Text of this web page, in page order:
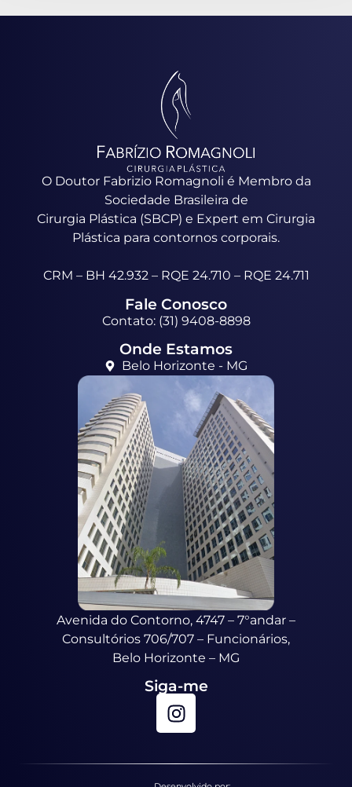
O Doutor Fabrizio Romagnoli é Membro da
Sociedade Brasileira de
Cirurgia Plástica (SBCP) e Expert em Cirurgia
Plástica para contornos corporais.
CRM – BH 42.932 – RQE 24.710 – RQE 24.711
Fale Conosco
Contato: (31) 9408-8898
Onde Estamos
Belo Horizonte - MG
Avenida do Contorno, 4747 – 7°andar –
Consultórios 706/707 – Funcionários,
Belo Horizonte – MG
Siga-me